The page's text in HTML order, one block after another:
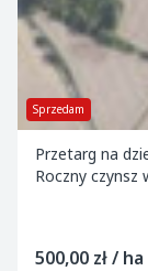
Sprzedam
Przetarg na
Roczny czynsz
500,00 zł / ha